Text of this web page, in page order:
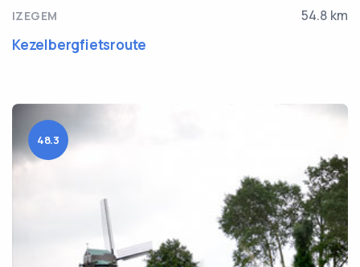
IZEGEM 54.8 km
Kezelbergfietsroute
48.3